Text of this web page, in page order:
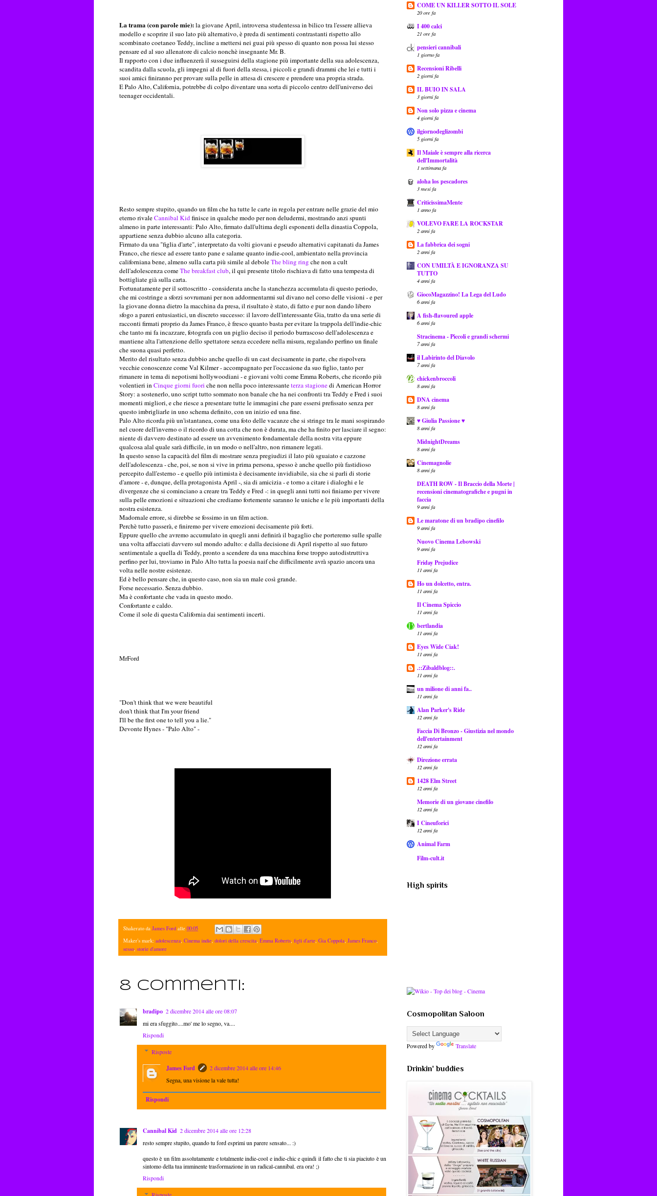
La trama (con parole mie):la giovane April, introversa studentessa in bilico tra l'essere allieva
modello e scoprire il suo lato più alternativo, è preda di sentimenti contrastanti rispetto allo
scombinato coetaneo Teddy, incline a mettersi nei guai più spesso di quanto non possa lui stesso
pensare ed al suo allenatore di calcio nonchè insegnante Mr. B.
Il rapporto con i due influenzerà il susseguirsi della stagione più importante della sua adolescenza,
scandita dalla scuola, gli impegni al di fuori della stessa, i piccoli e grandi drammi che lei e tutti i
suoi amici finiranno per provare sulla pelle in attesa di crescere e prendere una propria strada.
E Palo Alto, California, potrebbe di colpo diventare una sorta di piccolo centro dell'universo dei
teenager occidentali.
Resto sempre stupito, quando un film che ha tutte le carte in regola per entrare nelle grazie del mio
eterno rivaleCannibal Kidfinisce in qualche modo per non deludermi, mostrando anzi spunti
almeno in parte interessanti: Palo Alto, firmato dall'ultima degli esponenti della dinastia Coppola,
appartiene senza dubbio alcuno alla categoria.
Firmato da una "figlia d'arte", interpretato da volti giovani e pseudo alternativi capitanati da James
Franco, che riesce ad essere tanto pane e salame quanto indie-cool, ambientato nella provincia
californiana bene, almeno sulla carta più simile al deboleThe bling ring che non a cult
dell'adolescenza comeThe breakfast club, il qui presente titolo rischiava di fatto una tempesta di
bottigliate già sulla carta.
Fortunatamente per il sottoscritto - considerata anche la stanchezza accumulata di questo periodo,
che mi costringe a sforzi sovrumani per non addormentarmi sul divano nel corso delle visioni - e per
la giovane donna dietro la macchina da presa, il risultato è stato, di fatto e pur non dando libero
sfogo a pareri entusiastici, un discreto successo: il lavoro dell'interessante Gia, tratto da una serie di
racconti firmati proprio da James Franco, è fresco quanto basta per evitare la trappola dell'indie-chic
che tanto mi fa incazzare, fotografa con un piglio deciso il periodo burrascoso dell'adolescenza e
mantiene alta l'attenzione dello spettatore senza eccedere nella misura, regalando perfino un finale
che suona quasi perfetto.
Merito del risultato senza dubbio anche quello di un cast decisamente in parte, che rispolvera
vecchie conoscenze come Val Kilmer - accompagnato per l'occasione da suo figlio, tanto per
rimanere in tema di nepotismi hollywoodiani - e giovani volti come Emma Roberts, che ricordo più
volentieri inCinque giorni fuori che non nella poco interessanteterza stagionedi American Horror
Story: a sostenerlo, uno script tutto sommato non banale che ha nei confronti tra Teddy e Fred i suoi
momenti migliori, e che riesce a presentare tutte le immagini che pare essersi prefissato senza per
questo imbrigliarle in uno schema definito, con un inizio ed una fine.
Palo Alto ricorda più un'istantanea, come una foto delle vacanze che si stringe tra le mani sospirando
nel cuore dell'inverno o il ricordo di una cotta che non è durata, ma che ha finito per lasciare il segno:
niente di davvero destinato ad essere un avvenimento fondamentale della nostra vita eppure
qualcosa alal quale sarà difficile, in un modo o nell'altro, non rimanere legati.
In questo senso la capacità del film di mostrare senza pregiudizi il lato più sguaiato e cazzone
dell'adolescenza - che, poi, se non si vive in prima persona, spesso è anche quello più fastidioso
percepito dall'esterno - e quello più intimista è decisamente invidiabile, sia che si parli di storie
d'amore - e, dunque, della protagonista April -, sia di amicizia - e torno a citare i dialoghi e le
divergenze che si cominciano a creare tra Teddy e Fred -: in quegli anni tutti noi finiamo per vivere
sulla pelle emozioni e situazioni che crediamo fortemente saranno le uniche e le più importanti della
nostra esistenza.
Madornale errore, si direbbe se fossimo in un film action.
Perchè tutto passerà, e finiremo per vivere emozioni decisamente più forti.
Eppure quello che avremo accumulato in quegli anni definirà il bagaglio che porteremo sulle spalle
una volta affacciati davvero sul mondo adulto: e dalla decisione di April rispetto al suo futuro
sentimentale a quella di Teddy, pronto a scendere da una macchina forse troppo autodistruttiva
perfino per lui, troviamo in Palo Alto tutta la poesia naif che difficilmente avrà spazio ancora una
volta nelle nostre esistenze.
Ed è bello pensare che, in questo caso, non sia un male così grande.
Forse necessario. Senza dubbio.
Ma è confortante che vada in questo modo.
Confortante e caldo.
Come il sole di questa California dai sentimenti incerti.
MrFord
"Don't think that we were beautiful
don't think that I'm your friend
I'll be the first one to tell you a lie."
Devonte Hynes - "Palo Alto" -
Shakerato da James Ford alle 00:05
Maker's mark: adolescenza, Cinema indie, dolori della crescita, Emma Roberts, figli d'arte, Gia Coppola, James Franco,
sesso, storie d'amore
8 commenti:
bradipo 2 dicembre 2014 alle ore 08:07
mi era sfuggito....mo' me lo segno, va....
Rispondi
Risposte
James Ford
2 dicembre 2014 alle ore 14:46
Segna, una visione la vale tutta!
Rispondi
Cannibal Kid 2 dicembre 2014 alle ore 12:28
resto sempre stupito, quando tu ford esprimi un parere sensato... :)
questo è un film assolutamente e totalmente indie-cool e indie-chic e quindi il fatto che ti sia piaciuto è un
sintomo della tua imminente trasformazione in un radical-cannibal. era ora! ;)
Rispondi
COME UN KILLER SOTTO IL SOLE
20 ore fa
I 400 calci
21 ore fa
pensieri cannibali
1 giorno fa
Recensioni Ribelli
2 giorni fa
IL BUIO IN SALA
3 giorni fa
Non solo pizza e cinema
4 giorni fa
ilgiornodeglizombi
5 giorni fa
Il Maiale è sempre alla ricerca
dell'Immortalità
1 settimana fa
aloha los pescadores
3 mesi fa
CriticissimaMente
1 anno fa
VOLEVO FARE LA ROCKSTAR
2 anni fa
La fabbrica dei sogni
2 anni fa
CON UMILTÀ E IGNORANZA SU
TUTTO
4 anni fa
GiocoMagazzino! La Lega del Ludo
6 anni fa
A fish-flavoured apple
6 anni fa
Stracinema - Piccoli e grandi schermi
7 anni fa
il Labirinto del Diavolo
7 anni fa
chickenbroccoli
8 anni fa
DNA cinema
8 anni fa
♥ Giulia Passione ♥
8 anni fa
MidnightDreams
8 anni fa
Cinemagnolie
8 anni fa
DEATH ROW - Il Braccio della Morte |
recensioni cinematografiche e pugni in
faccia
9 anni fa
Le maratone di un bradipo cinefilo
9 anni fa
Nuovo Cinema Lebowski
9 anni fa
Friday Prejudice
11 anni fa
Ho un dolcetto, entra.
11 anni fa
Il Cinema Spiccio
11 anni fa
bertlandia
11 anni fa
Eyes Wide Ciak!
11 anni fa
.::Zibaldblog::.
11 anni fa
un milione di anni fa..
11 anni fa
Alan Parker's Ride
12 anni fa
Faccia Di Bronzo - Giustizia nel mondo
dell'entertainment
12 anni fa
Direzione errata
12 anni fa
1428 Elm Street
12 anni fa
Memorie di un giovane cinefilo
12 anni fa
I Cineuforici
12 anni fa
Animal Farm
Film-cult.it
High spirits
Cosmopolitan Saloon
Powered by Translate
Drinkin' buddies